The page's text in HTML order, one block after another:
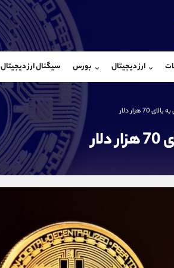
ارز دیجیتال بورس سیگنال ارز دیجیتال
هزار دلار
شروع گفتگو
@Armteam_admin_33
118